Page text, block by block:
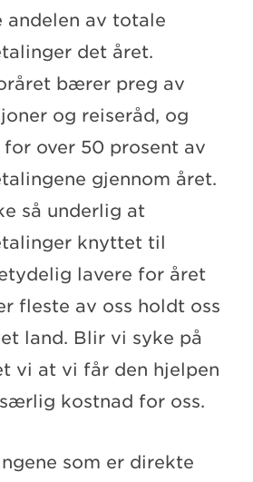
andelen av totale
det året.
bærer preg av
og reiseråd, og
over 50 prosent av
gjennom året.
så underlig at
knyttet til
lavere for året
fleste av oss holdt oss
land. Blir vi syke på
vi at vi får den hjelpen
kostnad for oss.
som er direkte